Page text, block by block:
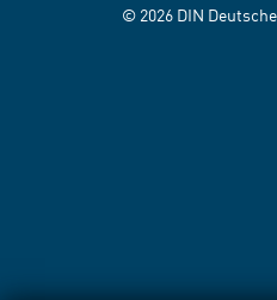
© 2026 DIN